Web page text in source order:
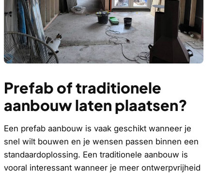
Prefab of traditionele
aanbouw laten plaatsen?
Een prefab aanbouw is vaak geschikt wanneer je
snel wilt bouwen en je wensen passen binnen een
standaardoplossing. Een traditionele aanbouw is
vooral interessant wanneer je meer ontwerpvrijheid